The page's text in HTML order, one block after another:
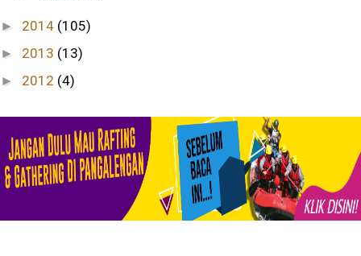
► 2014 (105)
► 2013 (13)
► 2012 (4)